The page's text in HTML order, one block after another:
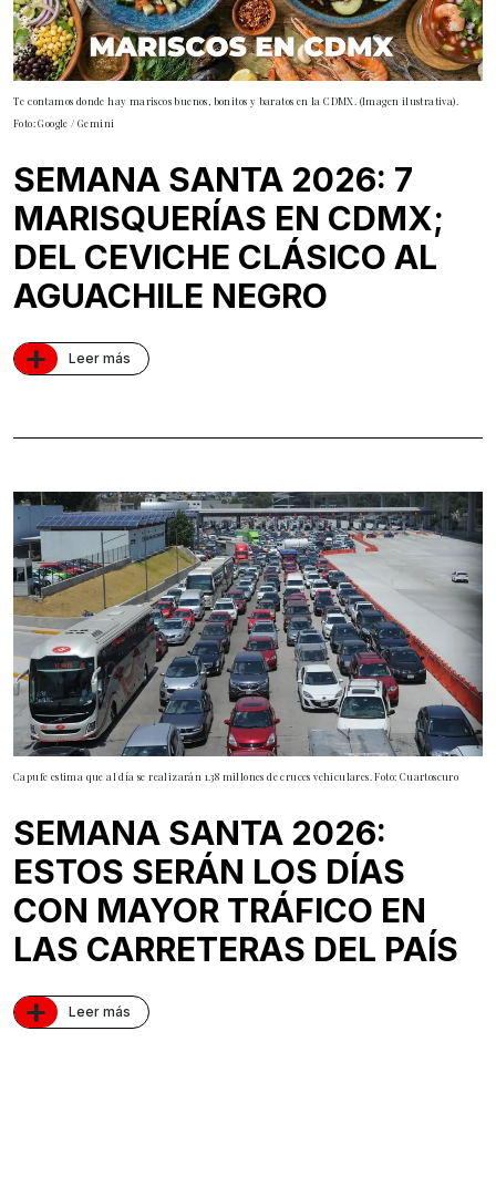
Te contamos donde hay mariscos buenos, bonitos y baratos en la CDMX. (Imagen ilustrativa).
Foto: Google / Gemini
SEMANA SANTA 2026: 7
MARISQUERÍAS EN CDMX;
DEL CEVICHE CLÁSICO AL
AGUACHILE NEGRO
+ Leer más
Capufe estima que al día se realizarán 1.38 millones de cruces vehiculares. Foto: Cuartoscuro
SEMANA SANTA 2026:
ESTOS SERÁN LOS DÍAS
CON MAYOR TRÁFICO EN
LAS CARRETERAS DEL PAÍS
+ Leer más